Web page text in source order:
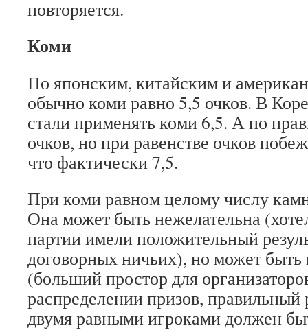
повторяется.
Коми
По японским, китайским и
обычно коми равно 5,5 очков. В
стали применять коми 6,5. А по
очков, но при равенстве очков
что фактически 7,5.
При коми равном целому числу
Она может быть нежелательна
партии имели положительный
договорных ничьих), но может быть
(больший простор для
распределении призов, правильный
двумя равными игроками должен